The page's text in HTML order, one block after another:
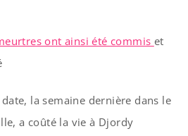
ont ainsi été commis et
la semaine dernière dans le
a coûté la vie à Djordy